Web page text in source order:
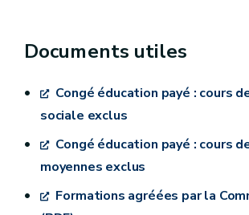
éducation payé
Arrêté royal du 10 novembre
modalités d’octroi du congé-
par les autorités fédérées dans le
système de certification des
Documents utiles
Congé éducation payé : cours
sociale exclus
Congé éducation payé : cours
moyennes exclus
Formations agréées par la